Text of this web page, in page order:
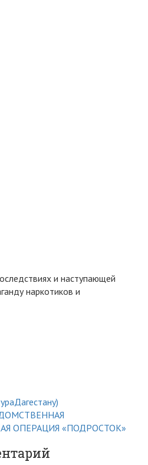
и наступающей
наркотиков и
ОПЕРАЦИЯ «ПОДРОСТОК»